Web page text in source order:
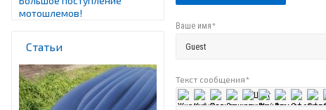
мотошлемов!
Статьи
Ваше имя*
Текст сообщения*